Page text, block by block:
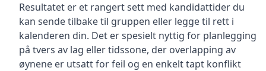
Resultatet er et rangert sett med kandidattider du
kan sende tilbake til gruppen eller legge til rett i
kalenderen din. Det er spesielt nyttig for planlegging
på tvers av lag eller tidssone, der overlapping av
øynene er utsatt for feil og en enkelt tapt konflikt